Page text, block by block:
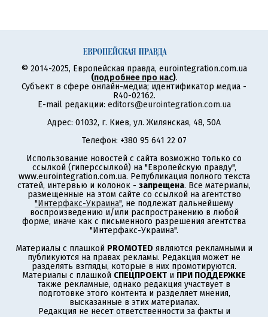
© 2014-2025, Европейская правда, eurointegration.com.ua
(подробнее про нас).
Субъект в сфере онлайн-медиа; идентификатор медиа -
R40-02162.
E-mail редакции: editors@eurointegration.com.ua
Адрес: 01032, г. Киев, ул. Жилянская, 48, 50А
Телефон: +380 95 641 22 07
Использование новостей с сайта возможно только со
ссылкой (гиперссылкой) на "Европейскую правду",
www.eurointegration.com.ua. Републикация полного текста
статей, интервью и колонок - запрещена. Все материалы,
размещенные на этом сайте со ссылкой на агентство
"Интерфакс-Украина", не подлежат дальнейшему
воспроизведению и/или распространению в любой
форме, иначе как с письменного разрешения агентства
"Интерфакс-Украина".
Материалы с плашкой PROMOTED являются рекламными и
публикуются на правах рекламы. Редакция может не
разделять взгляды, которые в них промотируются.
Материалы с плашкой СПЕЦПРОЕКТ и ПРИ ПОДДЕРЖКЕ
также рекламные, однако редакция участвует в
подготовке этого контента и разделяет мнения,
высказанные в этих материалах.
Редакция не несет ответственности за факты и